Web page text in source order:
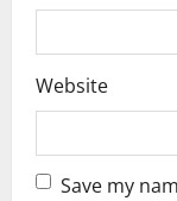
Website
Save my